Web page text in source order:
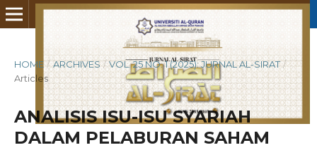
HOME / ARCHIVES / VOL. 25 NO. 1 (2025): JURNAL AL-SIRAT /
Articles
ANALISIS ISU-ISU SYARIAH
DALAM PELABURAN SAHAM